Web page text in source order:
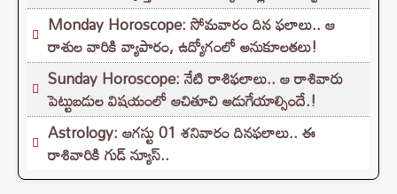
Monday Horoscope: సోమవారం దిన ఫలాలు.. ఆ
రాశుల వారికి వ్యాపారం, ఉద్యోగంలో అనుకూలతలు!
Sunday Horoscope: నేటి రాశిఫలాలు.. ఆ రాశివారు
పెట్టుబడుల విషయంలో ఆచితూచి అడుగేయాల్సిందే.!
Astrology: ఆగస్టు 01 శనివారం దినఫలాలు.. ఈ
రాశివారికి గుడ్ న్యూస్..